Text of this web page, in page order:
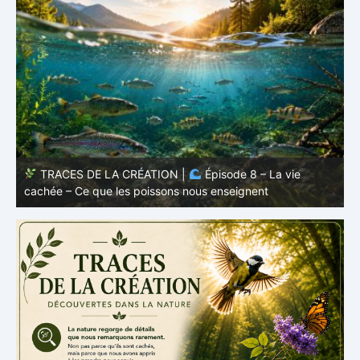
TRACES DE LA CRÉATION |
Épisode 7: La vie cachée
– Pourquoi les poissons restent des poissons